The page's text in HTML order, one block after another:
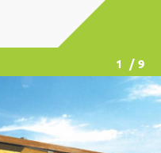
1 / 9